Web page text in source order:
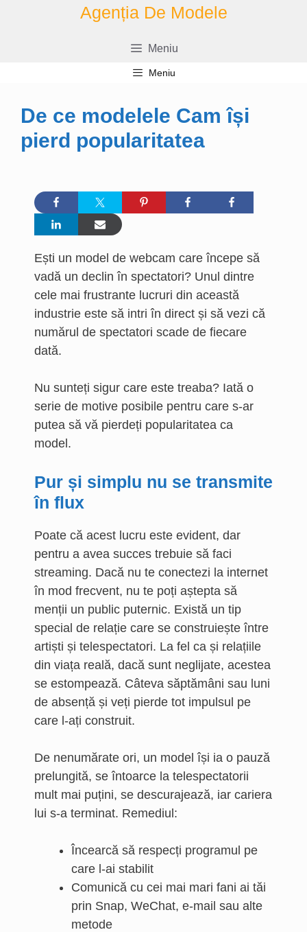
Agenția De Modele
Meniu
Meniu
De ce modelele Cam își
pierd popularitatea
Ești un model de webcam care începe să
vadă un declin în spectatori? Unul dintre
cele mai frustrante lucruri din această
industrie este să intri în direct și să vezi că
numărul de spectatori scade de fiecare
dată.
Nu sunteți sigur care este treaba? Iată o
serie de motive posibile pentru care s-ar
putea să vă pierdeți popularitatea ca
model.
Pur și simplu nu se transmite
în flux
Poate că acest lucru este evident, dar
pentru a avea succes trebuie să faci
streaming. Dacă nu te conectezi la internet
în mod frecvent, nu te poți aștepta să
menții un public puternic. Există un tip
special de relație care se construiește între
artiști și telespectatori. La fel ca și relațiile
din viața reală, dacă sunt neglijate, acestea
se estompează. Câteva săptămâni sau luni
de absență și veți pierde tot impulsul pe
care l-ați construit.
De nenumărate ori, un model își ia o pauză
prelungită, se întoarce la telespectatorii
mult mai puțini, se descurajează, iar cariera
lui s-a terminat. Remediul:
Încearcă să respecți programul pe
care l-ai stabilit
Comunică cu cei mai mari fani ai tăi
prin Snap, WeChat, e-mail sau alte
metode